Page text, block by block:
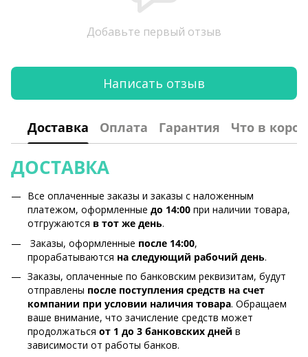
Добавьте первый отзыв
Написать отзыв
Доставка Оплата Гарантия Что в
ДОСТАВКА
Все оплаченные заказы и заказы с наложенным
платежом, оформленные до 14:00 при наличии товара,
отгружаются в тот же день.
Заказы, оформленные после 14:00,
прорабатываются на следующий рабочий день.
Заказы, оплаченные по банковским реквизитам, будут
отправлены после поступления средств на счет
компании при условии наличия товара. Обращаем
ваше внимание, что зачисление средств может
продолжаться от 1 до 3 банковских дней в
зависимости от работы банков.